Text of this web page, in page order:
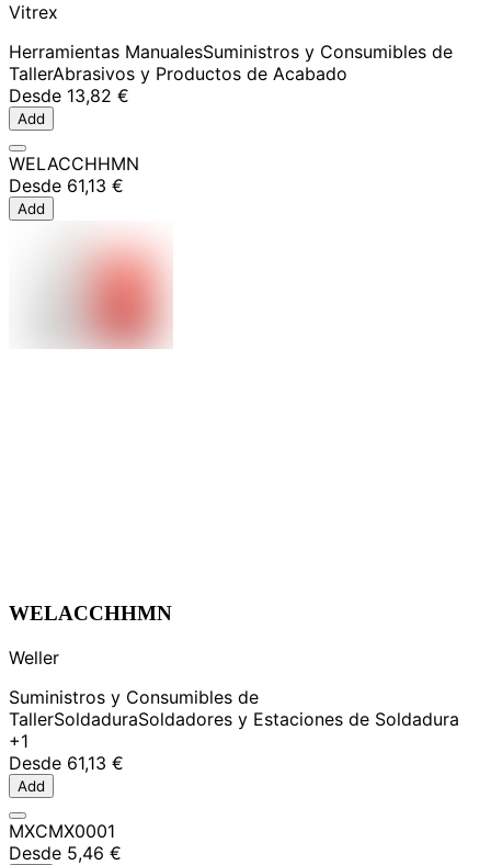
Vitrex
Herramientas ManualesSuministros y Consumibles de
TallerAbrasivos y Productos de Acabado
Desde 13,82 €
Add
WELACCHHMN
Desde 61,13 €
Add
WELACCHHMN
Weller
Suministros y Consumibles de
TallerSoldaduraSoldadores y Estaciones de Soldadura
+1
Desde 61,13 €
Add
MXCMX0001
Desde 5,46 €